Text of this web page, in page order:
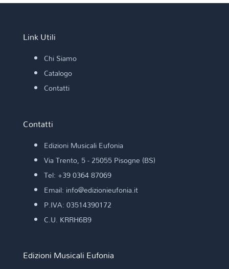
Link Utili
Chi Siamo
Catalogo
Contatti
Contatti
Edizioni Musicali Eufonia
Via Trento, 5 - 25055 Pisogne (BS)
Tel: +39 0364 87069
Email: info@edizionieufonia.it
P.IVA: 03514390172
C.U. KRRH6B9
Edizioni Musicali Eufonia